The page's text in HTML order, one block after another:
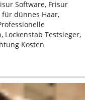
Software, Frisur
für dünnes Haar,
Lockenstab Testsieger,
Kosten